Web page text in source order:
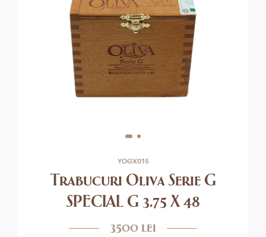
YOGX015
Trabucuri Oliva Serie G
SPECIAL G 3.75 X 48
3500 lei